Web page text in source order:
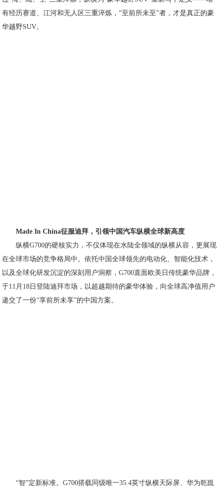
有经历赛道、江河和无人区三重淬炼，“至前所未至”者，才是真正的豪
华越野SUV。
Made In China征服迪拜 ， 引领中国汽车纵横全球新高度
纵横G700的硬核实力，不仅体现在水陆全领域的纵横从容，更展现
在全球市场的竞争格局中。依托中国全球领先的电动化、智能化技术，
以及全球化研发沉淀的深刻用户洞察，G700直面欧美日传统豪华品牌，
于11月18日登陆迪拜市场，以超越期待的豪华体验，向全球高净值用户
递交了一份“享前所未享”的中国方案。
“智”定新标准。G700搭载同级唯一35.4英寸纵横天际屏、华为乾崑